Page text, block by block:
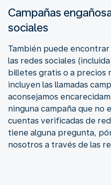
Campañas
sociales
También puede
las redes sociales
billetes gratis o a precios
incluyen las llamadas
aconsejamos
ninguna campaña que no
cuentas verificadas de
tiene alguna pregunta,
nosotros a través de las